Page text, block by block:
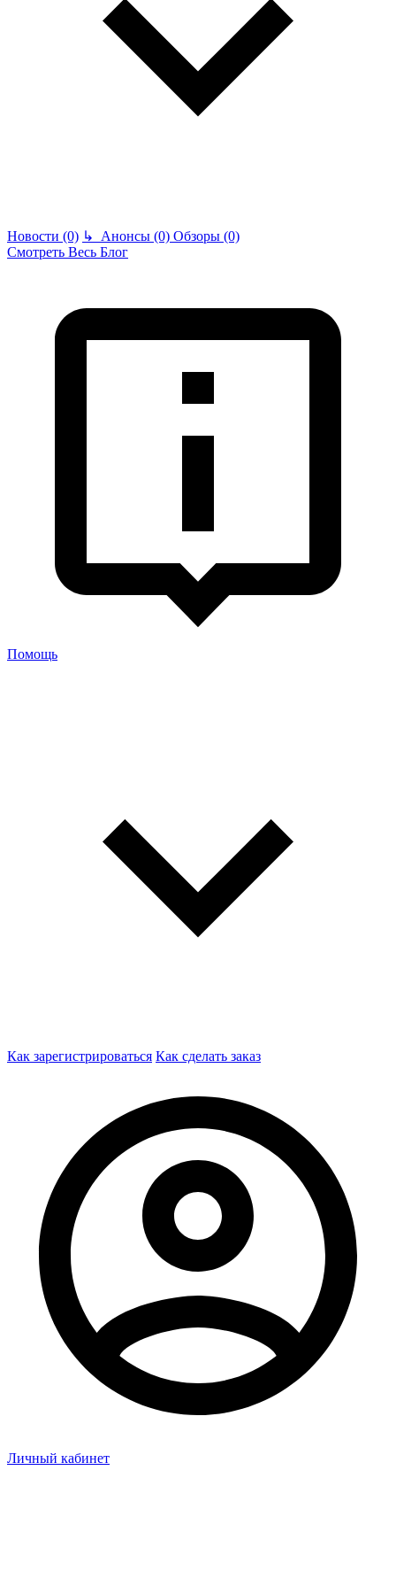
Новости (0) ↳ Анонсы (0) Обзоры (0)
Смотреть Весь Блог
Помощь
Как зарегистрироваться Как сделать заказ
Личный кабинет